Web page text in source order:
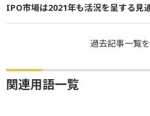
IPO市場は2021年も活況を呈する見
過去記事一覧
関連用語一覧